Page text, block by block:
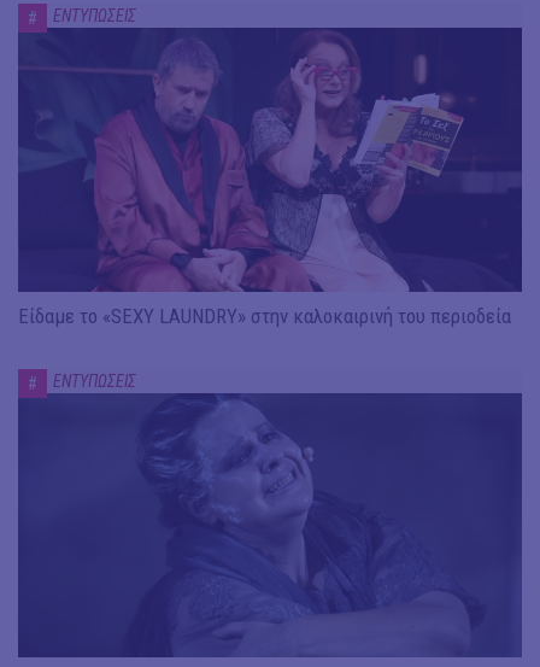
# ΕΝΤΥΠΩΣΕΙΣ
Είδαμε το «SEXY LAUNDRY» στην καλοκαιρινή του περιοδεία
# ΕΝΤΥΠΩΣΕΙΣ